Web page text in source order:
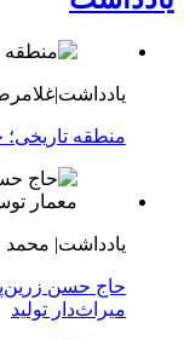
منطقه
یادداشت| محمد
حاج حسن
میراث‌دار تولید